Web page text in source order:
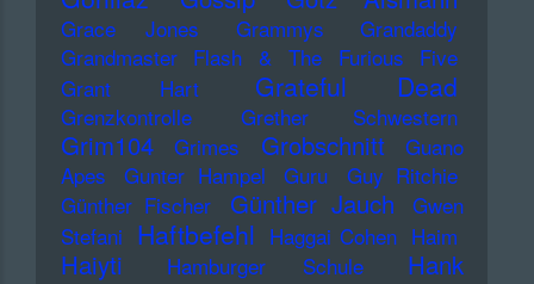
Grace Jones Grammys
Grandaddy
Grandmaster Flash & The Furious Five
Grant Hart
Grateful Dead
Grenzkontrolle Grether Schwestern
Grim104 Grimes Grobschnitt
Guano
Apes
Gunter Hampel Guru
Guy Ritchie
Günther Fischer
Günther Jauch
Gwen
Stefani Haftbefehl Haggai Cohen Haim
Haiyti Hamburger Schule
Hank